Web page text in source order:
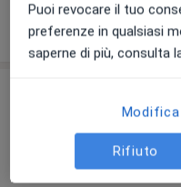
Da 120 € Dettagli
Puoi revocare il tuo
preferenze in qualsiasi
saperne di più, consulta
Rifiuto